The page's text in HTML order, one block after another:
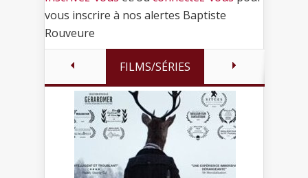
vous inscrire à nos alertes Baptiste
Rouveure
FILMS/SÉRIES